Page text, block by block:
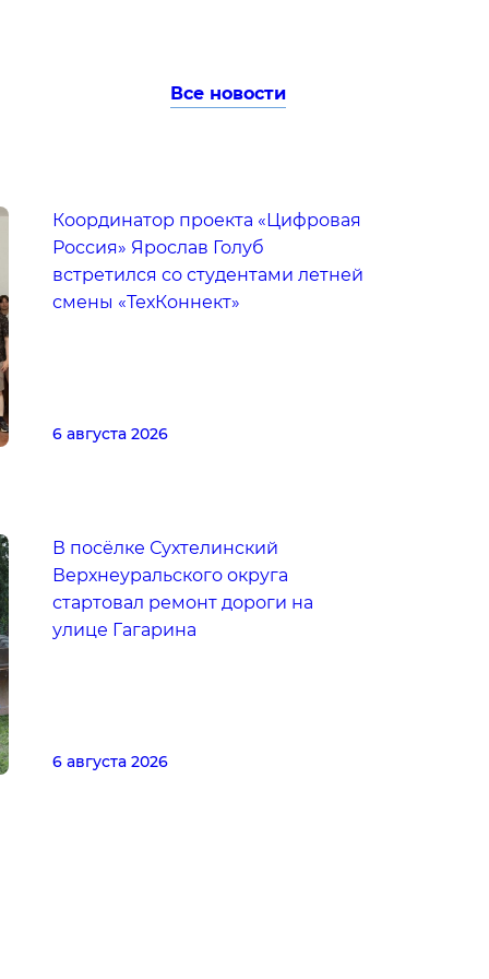
Все новости
Координатор проекта «Цифровая
Россия» Ярослав Голуб
встретился со студентами летней
смены «ТехКоннект»
6 августа 2026
В посёлке Сухтелинский
Верхнеуральского округа
стартовал ремонт дороги на
улице Гагарина
6 августа 2026